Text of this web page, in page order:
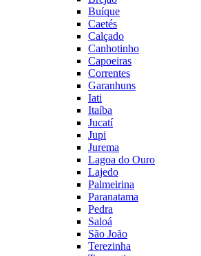
Buíque
Caetés
Calçado
Canhotinho
Capoeiras
Correntes
Garanhuns
Iati
Itaíba
Jucatí
Jupi
Jurema
Lagoa do Ouro
Lajedo
Palmeirina
Paranatama
Pedra
Saloá
São João
Terezinha